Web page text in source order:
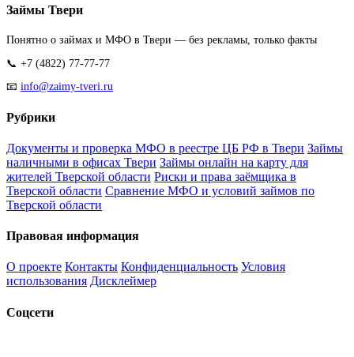
Займы Твери
Понятно о займах и МФО в Твери — без рекламы, только факты
📞 +7 (4822) 77-77-77
📧 info@zaimy-tveri.ru
Рубрики
Документы и проверка МФО в реестре ЦБ РФ в Твери Займы
наличными в офисах Твери Займы онлайн на карту для
жителей Тверской области Риски и права заёмщика в
Тверской области Сравнение МФО и условий займов по
Тверской области
Правовая информация
О проекте Контакты Конфиденциальность Условия
использования Дисклеймер
Соцсети